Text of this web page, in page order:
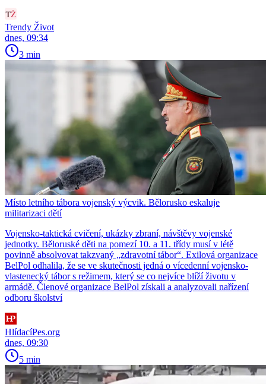
Trendy Život
dnes, 09:34
3 min
Místo letního tábora vojenský výcvik. Bělorusko eskaluje
militarizaci dětí
Vojensko-taktická cvičení, ukázky zbraní, návštěvy vojenské
jednotky. Běloruské děti na pomezí 10. a 11. třídy musí v létě
povinně absolvovat takzvaný „zdravotní tábor“. Exilová organizace
BelPol odhalila, že se ve skutečnosti jedná o vícedenní vojensko-
vlastenecký tábor s režimem, který se co nejvíce blíží životu v
armádě. Členové organizace BelPol získali a analyzovali nařízení
odboru školství
HlídacíPes.org
dnes, 09:30
5 min